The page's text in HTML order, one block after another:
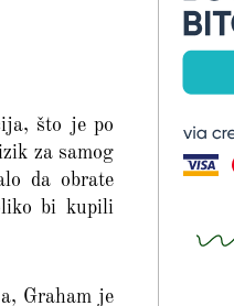
što je po
za samog
da obrate
bi kupili
Graham je